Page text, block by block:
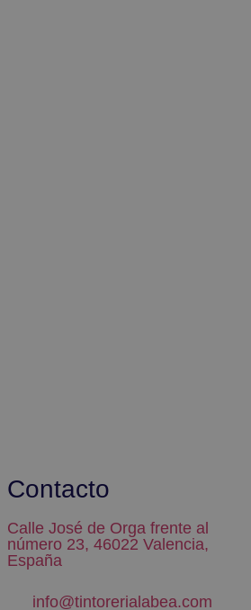
Contacto
Calle José de Orga frente al
número 23, 46022 Valencia,
España
info@tintorerialabea.com